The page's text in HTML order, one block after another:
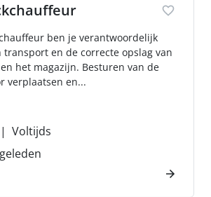
ben je verantwoordelijk
en de correcte opslag van
het magazijn. Besturen van de
verplaatsen en...
Voltijds